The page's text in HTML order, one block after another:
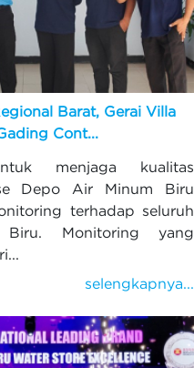
Barat, Gerai Villa
Cont...
menjaga kualitas
Depo Air Minum Biru
terhadap seluruh
Monitoring yang
selengkapnya...